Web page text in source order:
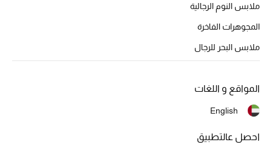
أجهزة المطبخ والمنزل
مستلزمات المنزل
تسوقوا للمنزل
ملابس النوم الرجالية
المجوهرات الفاخرة
ملابس البحر للرجال
المواقع و اللغات
English
احصل عالتطبيق